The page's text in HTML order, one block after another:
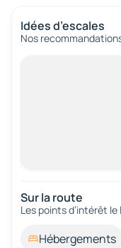
Idées d’escales
Nos
Sur la route
Les points d’intérêt
Hébergements